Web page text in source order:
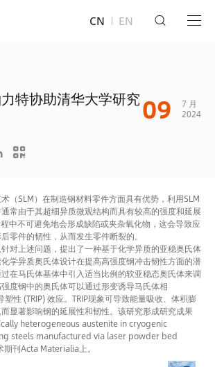
CN EN
特协助清华大学研究09
7 月
2024
（SLM）在制造钢材料零件方面具有优势，利用SLM
常由于其超细异质微观结构而具有较高的强度和延展
中不可避免地会形成缺陷或夹杂氧化物，这会导致应
零件的韧性，从而发生零件断裂的。
对上述问题，提出了一种基于化学异质的亚稳奥氏体
学异质奥氏体设计在提高高强度钢冲击韧性方面的潜
在马氏体基体中引入适当比例的软亚稳态奥氏体来调
度钢中的奥氏体可以通过形变诱导马氏体相
塑性 (TRIP) 效应。TRIP现象可导致能量吸收、体积膨
显著影响钢的延展性和韧性。该研究形成研究成果
heterogeneous austenite in cryogenic
steels manufactured via laser powder bed
刊Acta Materialia上。